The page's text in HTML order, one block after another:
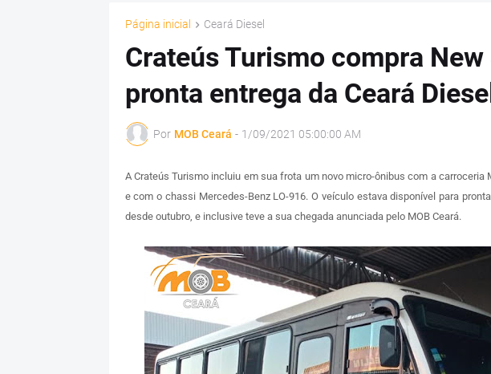
Página inicial Ceará Diesel
Crateús Turismo compra New
pronta entrega da Ceará Diesel
Por MOB Ceará - 1/09/2021 05:00:00 AM
A Crateús Turismo incluiu em sua frota um novo micro-ônibus com a
e com o chassi Mercedes-Benz LO-916. O veículo estava disponível para
desde outubro, e inclusive teve a sua chegada anunciada pelo MOB Ceará.